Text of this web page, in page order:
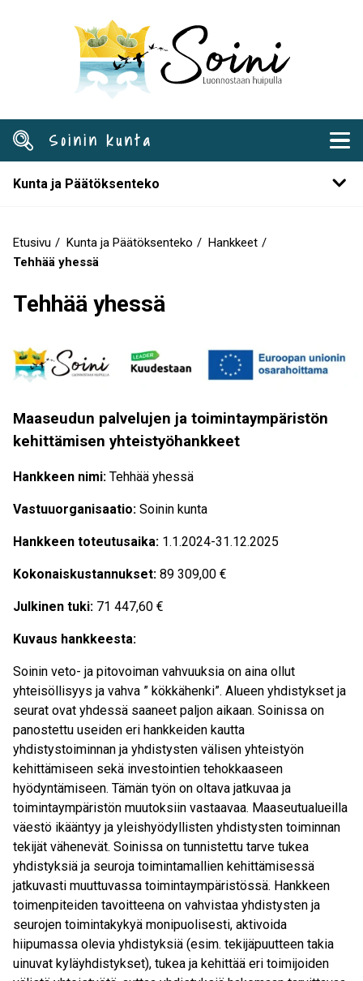
Soinin kunta
Kunta ja Päätöksenteko
Murupolku
Etusivu Kunta ja Päätöksenteko
Hankkeet
Tehhää yhessä
Tehhää yhessä
Maaseudun palvelujen ja toimintaympäristön
kehittämisen yhteistyöhankkeet
Hankkeen nimi: Tehhää yhessä
Vastuuorganisaatio: Soinin kunta
Hankkeen toteutusaika: 1.1.2024-31.12.2025
Kokonaiskustannukset: 89 309,00 €
Julkinen tuki: 71 447,60 €
Kuvaus hankkeesta:
Soinin veto- ja pitovoiman vahvuuksia on aina ollut
yhteisöllisyys ja vahva ” kökkähenki”. Alueen yhdistykset ja
seurat ovat yhdessä saaneet paljon aikaan. Soinissa on
panostettu useiden eri hankkeiden kautta
yhdistystoiminnan ja yhdistysten välisen yhteistyön
kehittämiseen sekä investointien tehokkaaseen
hyödyntämiseen. Tämän työn on oltava jatkuvaa ja
toimintaympäristön muutoksiin vastaavaa. Maaseutualueilla
väestö ikääntyy ja yleishyödyllisten yhdistysten toiminnan
tekijät vähenevät. Soinissa on tunnistettu tarve tukea
yhdistyksiä ja seuroja toimintamallien kehittämisessä
jatkuvasti muuttuvassa toimintaympäristössä. Hankkeen
toimenpiteiden tavoitteena on vahvistaa yhdistysten ja
seurojen toimintakykyä monipuolisesti, aktivoida
hiipumassa olevia yhdistyksiä (esim. tekijäpuutteen takia
uinuvat kyläyhdistykset), tukea ja kehittää eri toimijoiden